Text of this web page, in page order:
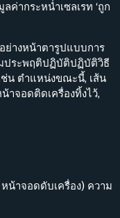
ากระหน่ำเซลเรท ‘ถูก
อย่างหน้าตารูปแบบการ
มประพฤติปฏิบัติปฏิบัติวิธี
ช่น ตำแหน่งขณะนี้, เส้น
าจอดติดเครื่องทิ้งไว้,
น้าจอดดับเครื่อง) ความ